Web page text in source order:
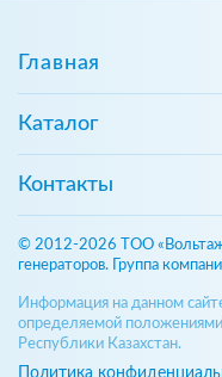
Главная
Каталог
Контакты
© 2012-2026 ТОО «Вольтаж
генераторов. Группа
Информация на данном
определяемой
Республики Казахстан.
Политика